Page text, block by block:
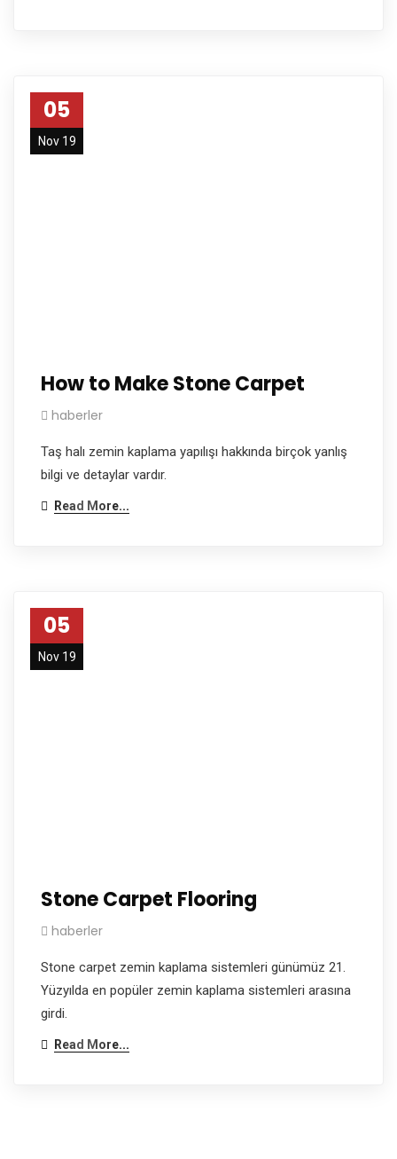
05
Nov 19
How to Make Stone Carpet
haberler
Taş halı zemin kaplama yapılışı hakkında birçok yanlış
bilgi ve detaylar vardır.
Read More...
05
Nov 19
Stone Carpet Flooring
haberler
Stone carpet zemin kaplama sistemleri günümüz 21.
Yüzyılda en popüler zemin kaplama sistemleri arasına
girdi.
Read More...